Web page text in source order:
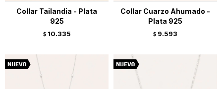
Collar Tailandia - Plata
925
$ 10.335
Collar Cuarzo Ahumado -
Plata 925
$ 9.593